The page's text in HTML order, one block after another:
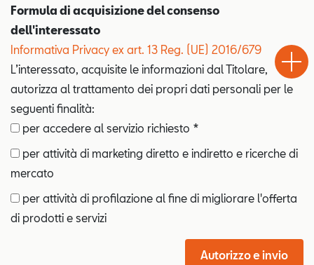
Formula di acquisizione del consenso
dell'interessato
Informativa Privacy ex art. 13 Reg. (UE) 2016/679
L’interessato, acquisite le informazioni dal Titolare,
autorizza al trattamento dei propri dati personali per le
seguenti finalità:
per accedere al servizio richiesto *
per attività di marketing diretto e indiretto e ricerche di
mercato
per attività di profilazione al fine di migliorare l'offerta
di prodotti e servizi
Autorizzo e invio
Drive
Chiama